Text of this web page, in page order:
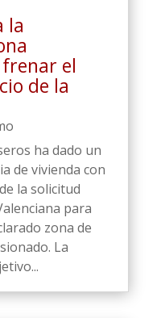
la
el
de la
ha dado un
de vivienda con
la solicitud
para
zona de
La